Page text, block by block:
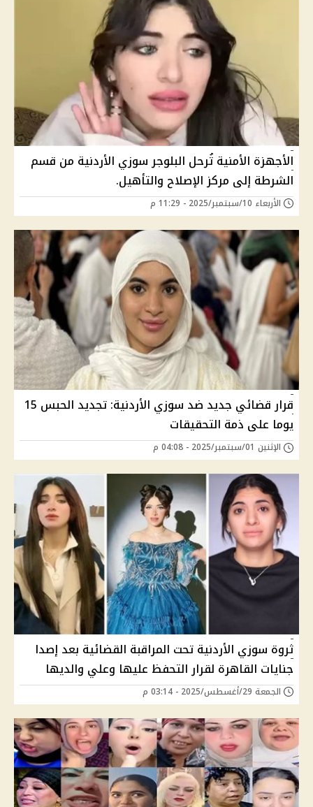
الأجهزة الأمنية تُرحل البلوجر سوزي الأردنية من قسم
الشرطة إلى مركز الإصلاح والتأهيل.
الأربعاء 10/سبتمبر/2025 - 11:29 م
قرار قضائي جديد ضد سوزي الأردنية: تجديد الحبس 15
يوما على ذمة التحقيقات
الإثنين 01/سبتمبر/2025 - 04:08 م
ثروة سوزي الأردنية تحت المراقبة القضائية بعد إصدا
جنايات القاهرة لقرار التحفظ عليها وعلي والديها
الجمعة 29/أغسطس/2025 - 03:14 م